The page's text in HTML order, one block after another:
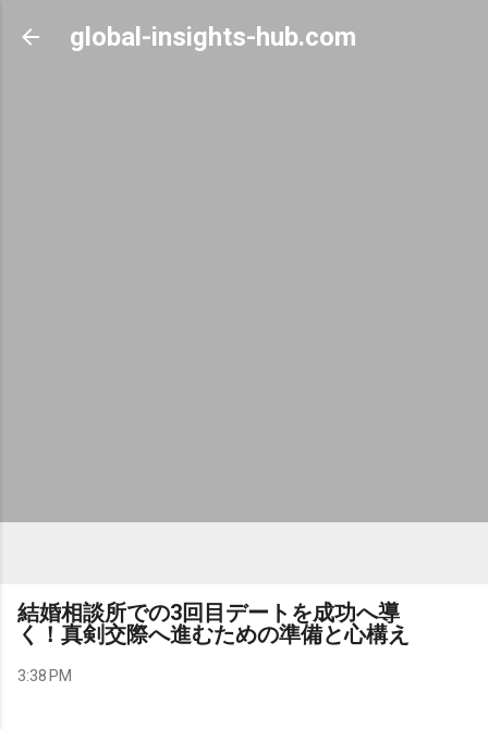
Skip to main content
global-insights-hub.com
結婚相談所での3回目デートを成功へ導
く！真剣交際へ進むための準備と心構え
3:38 PM